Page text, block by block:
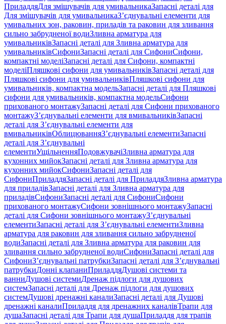
ПриладдяДля змішувачів для умивальникаЗапасні деталі для
Для змішувачів для умивальникаЗ’єднувальні елементи для
умивальних зон, раковин, приладів та раковин для зливання
сильно забрудненої водиЗливна арматура для
умивальниківЗапасні деталі для Зливна арматура для
умивальниківСифониЗапасні деталі для СифониСифони,
компактні моделіЗапасні деталі для Сифони, компактні
моделіПляшкові сифони для умивальниківЗапасні деталі для
Пляшкові сифони для умивальниківПляшкові сифони для
умивальників, компактна модельЗапасні деталі для Пляшкові
сифони для умивальників, компактна модельСифони
прихованого монтажуЗапасні деталі для Сифони прихованого
монтажуЗ’єднувальні елементи для вмивальниківЗапасні
деталі для З’єднувальні елементи для
вмивальниківОблицюванняЗ’єднувальні елементиЗапасні
деталі для З’єднувальні
елементиУщільненняПодовжувачіЗливна арматура для
кухонних мийокЗапасні деталі для Зливна арматура для
кухонних мийокСифониЗапасні деталі для
СифониПриладдяЗапасні деталі для ПриладдяЗливна арматура
для приладівЗапасні деталі для Зливна арматура для
приладівСифониЗапасні деталі для СифониСифони
прихованого монтажуСифони зовнішнього монтажуЗапасні
деталі для Сифони зовнішнього монтажуЗ’єднувальні
елементиЗапасні деталі для З’єднувальні елементиЗливна
арматура для раковин для зливання сильно забрудненої
водиЗапасні деталі для Зливна арматура для раковин для
зливання сильно забрудненої водиСифониЗапасні деталі для
СифониЗ’єднувальні патрубкиЗапасні деталі для З’єднувальні
патрубкиДонні клапаниПриладдяДушові системи та
ванниДушові системиДренаж підлоги для душових
системЗапасні деталі для Дренаж підлоги для душових
системДушові дренажні каналиЗапасні деталі для Душові
дренажні каналиПриладдя для дренажних каналівТрапи для
душаЗапасні деталі для Трапи для душаПриладдя для трапів